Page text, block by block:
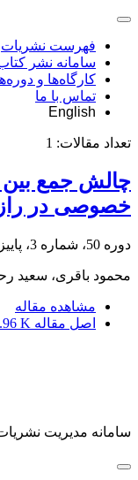
فهرست نشریات
سامانه نشر
کارگاه‌ها و
تماس با ما
English
تعداد مقالات: 1
چالش جمع
خصوصی در
دوره 50، شماره 3، پاییز 1399، صفحه
محمود باقری، سعید
مشاهده مقاله
اصل مقاله K
سامانه مدیریت